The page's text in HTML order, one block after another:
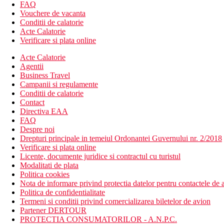
Zona comuna:
Camera dubla, Deluxe, vedere la mare: 50-55 m² (inclusiv
Camera dubla, Deluxe pentru 4, vedere la mare: 50-55
Descrierea hotelului
hol de intrare cu receptie
restaurantul principal
restaurant pentru copii
4 restaurante cu servicii (otomana; italiana; indiana/
baruri
magazin de dulciuri
discoteca
supermarket
magazin cu suveniruri
WiFi gratuit
sali de conferinte
piscine (2 zone de familie - apa de mare, 2 zone comune
sezlonguri, saltele, umbrele de soare si prosoape gratuit
piscina acoperita
piscina interioara pentru copii
parc acvatic
FAQ
Vouchere de vacanta
Conditii de calatorie
Acte Calatorie
Verificare si plata online
Acte Calatorie
Agentii
Business Travel
Campanii si regulamente
Conditii de calatorie
Contact
Directiva EAA
FAQ
Despre noi
Drepturi principale in temeiul Ordonantei Guvernului nr. 2/2018
Verificare si plata online
Licente, documente juridice si contractul cu turistul
Modalitati de plata
Politica cookies
Nota de informare privind protectia datelor pentru contactele de
Politica de confidentialitate
Termeni si conditii privind comercializarea biletelor de avion
Partener DERTOUR
PROTECTIA CONSUMATORILOR - A.N.P.C.